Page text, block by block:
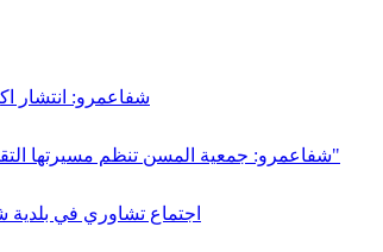
شفاعمرو: انتشار
شفاعمرو: جمعية المسن تنظم مسيرتها التقليدية الثالثة بعنوان "الي مالو كبير مالو تدبير"
اجتماع تشاوري في